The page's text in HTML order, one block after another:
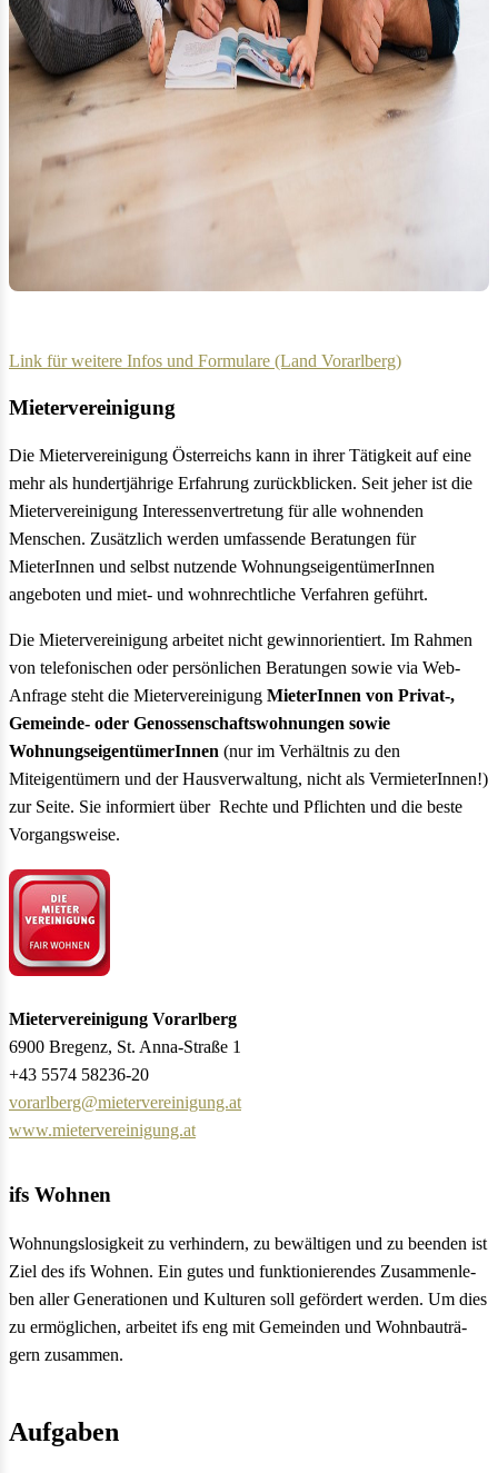
Link für weitere Infos und Formulare (Land Vorarlberg)
Mietervereinigung
Die Mietervereinigung Österreichs kann in ihrer Tätigkeit auf eine
mehr als hundertjährige Erfahrung zurückblicken. Seit jeher ist die
Mietervereinigung Interessenvertretung für alle wohnenden
Menschen. Zusätzlich werden umfassende Beratungen für
MieterInnen und selbst nutzende WohnungseigentümerInnen
angeboten und miet- und wohnrechtliche Verfahren geführt.
Die Mietervereinigung arbeitet nicht gewinnorientiert. Im Rahmen
von telefonischen oder persönlichen Beratungen sowie via Web-
Anfrage steht die Mietervereinigung MieterInnen von Privat-,
Gemeinde- oder Genossenschaftswohnungen sowie
WohnungseigentümerInnen (nur im Verhältnis zu den
Miteigentümern und der Hausverwaltung, nicht als VermieterInnen!)
zur Seite. Sie informiert über Rechte und Pflichten und die beste
Vorgangsweise.
Mietervereinigung Vorarlberg
6900 Bregenz, St. Anna-Straße 1
+43 5574 58236-20
vorarlberg@mietervereinigung.at
www.mietervereinigung.at
ifs Wohnen
Woh­nungs­lo­sig­keit zu ver­hin­dern, zu bewäl­ti­gen und zu been­den ist
Ziel des ifs Woh­nen. Ein gutes und funk­tio­nie­ren­des Zusam­men­le­
ben aller Gene­ra­tio­nen und Kul­tu­ren soll geför­dert wer­den. Um dies
zu ermög­li­chen, arbei­tet ifs eng mit Gemein­den und Wohn­bau­trä­
gern zusam­men.
Aufgaben